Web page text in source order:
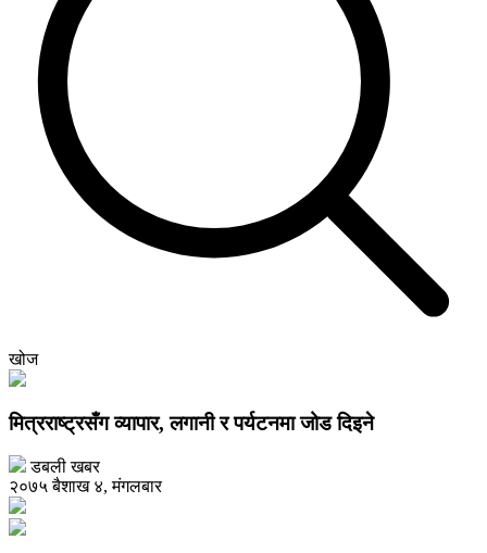
खोज
मित्रराष्ट्रसँग व्यापार, लगानी र पर्यटनमा जोड दिइने
डबली खबर
२०७५ बैशाख ४, मंगलबार